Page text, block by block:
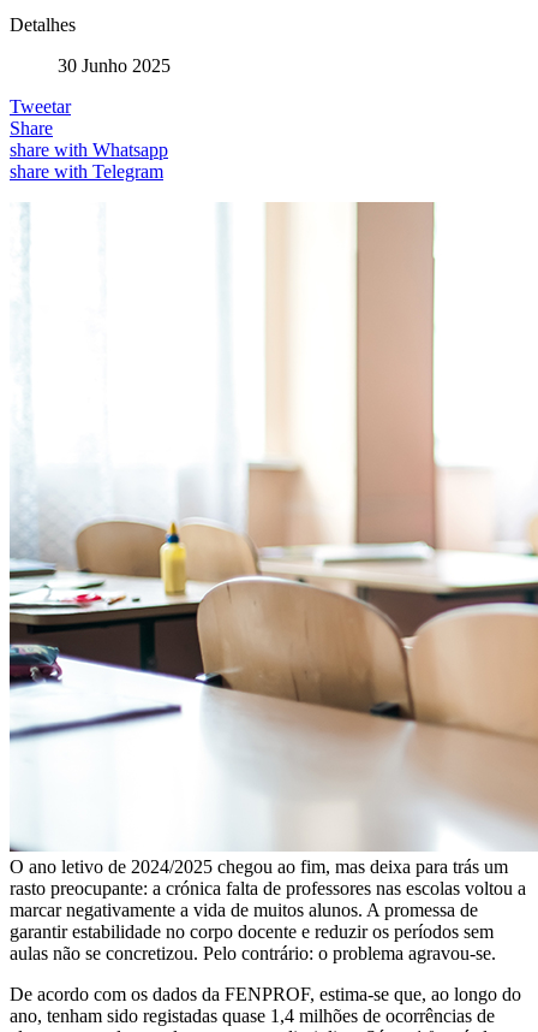
Detalhes
30 Junho 2025
Tweetar
Share
share with Whatsapp
share with Telegram
O ano letivo de 2024/2025 chegou ao fim, mas deixa para trás um
rasto preocupante: a crónica falta de professores nas escolas voltou a
marcar negativamente a vida de muitos alunos. A promessa de
garantir estabilidade no corpo docente e reduzir os períodos sem
aulas não se concretizou. Pelo contrário: o problema agravou-se.
De acordo com os dados da FENPROF, estima-se que, ao longo do
ano, tenham sido registadas quase 1,4 milhões de ocorrências de